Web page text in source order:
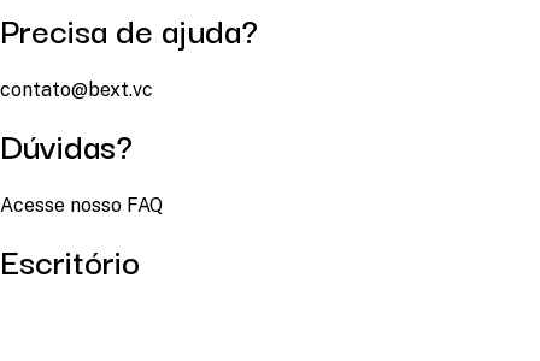
Precisa de ajuda?
contato@bext.vc
Dúvidas?
Acesse nosso FAQ
Escritório